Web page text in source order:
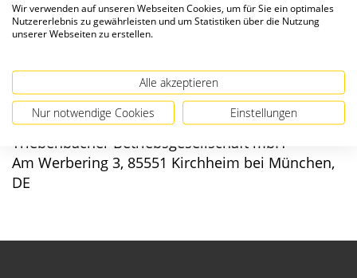
Angaben zur Produktsicherheit
Hersteller/EU verantwortliche Person:
Triebenbacher Betriebsgesellschaft mbH
Am Werbering 3, 85551 Kirchheim bei München,
DE
Wir verwenden auf unseren Webseiten Cookies, um für Sie ein optimales
Nutzererlebnis zu gewährleisten und um Statistiken über die Nutzung
unserer Webseiten zu erstellen.
Alle akzeptieren
Nur notwendige Cookies Einstellungen